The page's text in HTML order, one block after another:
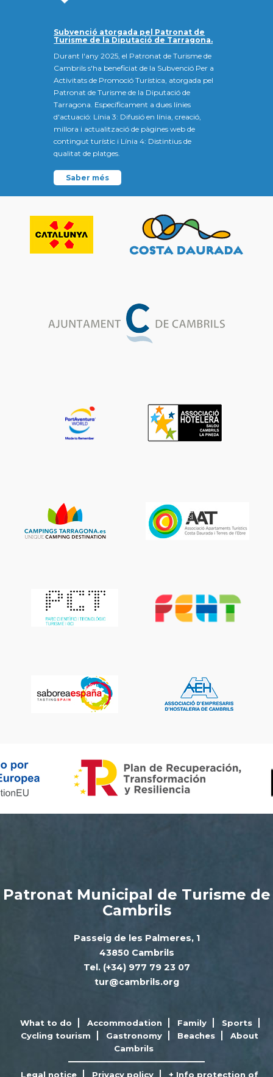
Subvenció atorgada pel Patronat de
Turisme de la Diputació de Tarragona.
Durant l'any 2025, el Patronat de Turisme de
Cambrils s'ha beneficiat de la Subvenció Per a
Activitats de Promoció Turística, atorgada pel
Patronat de Turisme de la Diputació de
Tarragona. Específicament a dues línies
d'actuació: Línia 3: Difusió en línia, creació,
millora i actualització de pàgines web de
contingut turístic i Línia 4: Distintius de
qualitat de platges.
Saber més
Patronat Municipal de Turisme de
Cambrils
Passeig de les Palmeres, 1
43850 Cambrils
Tel. (+34) 977 79 23 07
tur@cambrils.org
What to do Accommodation Family
Sports
Cycling tourism
Gastronomy Beaches
About
Cambrils
Legal notice Privacy policy + Info protection of